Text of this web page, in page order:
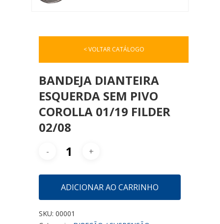
< VOLTAR CATÁLOGO
BANDEJA DIANTEIRA
ESQUERDA SEM PIVO
COROLLA 01/19 FILDER
02/08
ADICIONAR AO CARRINHO
SKU: 00001